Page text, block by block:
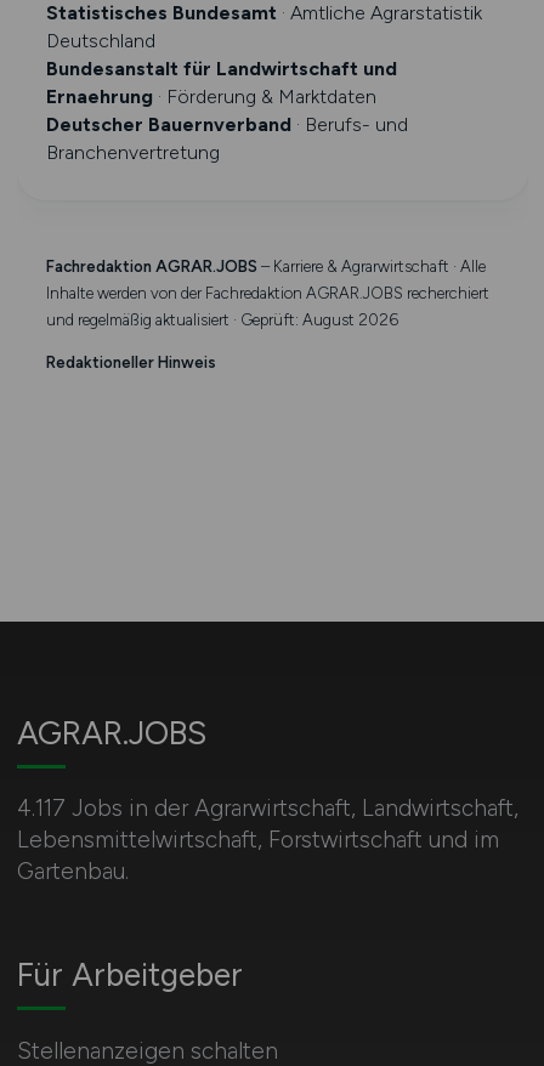
Statistisches Bundesamt · Amtliche Agrarstatistik
Deutschland
Bundesanstalt für Landwirtschaft und
Ernaehrung · Förderung & Marktdaten
Deutscher Bauernverband · Berufs- und
Branchenvertretung
Fachredaktion AGRAR.JOBS – Karriere & Agrarwirtschaft · Alle
Inhalte werden von der Fachredaktion AGRAR.JOBS recherchiert
und regelmäßig aktualisiert · Geprüft: August 2026
Redaktioneller Hinweis
AGRAR.JOBS
4.117 Jobs in der Agrarwirtschaft, Landwirtschaft,
Lebensmittelwirtschaft, Forstwirtschaft und im
Gartenbau.
Für Arbeitgeber
Stellenanzeigen schalten